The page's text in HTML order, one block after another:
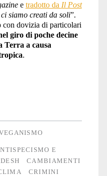
e tradotto da Il Post
siamo creati da soli”.
con dovizia di particolari
giro di poche decine
Terra a causa
.
E
CAMBIAMENTI
CRIMINI